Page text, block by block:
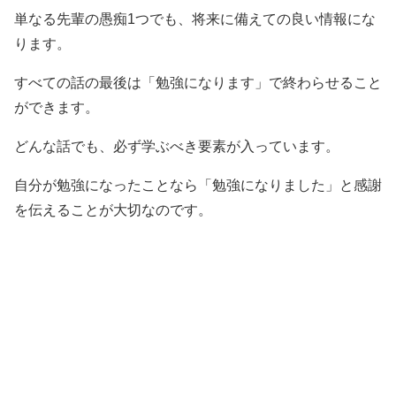
単なる先輩の愚痴1つでも、将来に備えての良い情報にな
ります。
すべての話の最後は「勉強になります」で終わらせること
ができます。
どんな話でも、必ず学ぶべき要素が入っています。
自分が勉強になったことなら「勉強になりました」と感謝
を伝えることが大切なのです。